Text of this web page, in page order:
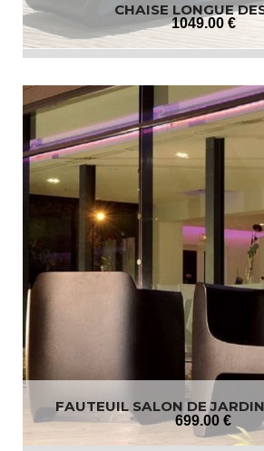
CHAISE LONGUE
1049.00 €
FAUTEUIL SALON DE
699.00 €